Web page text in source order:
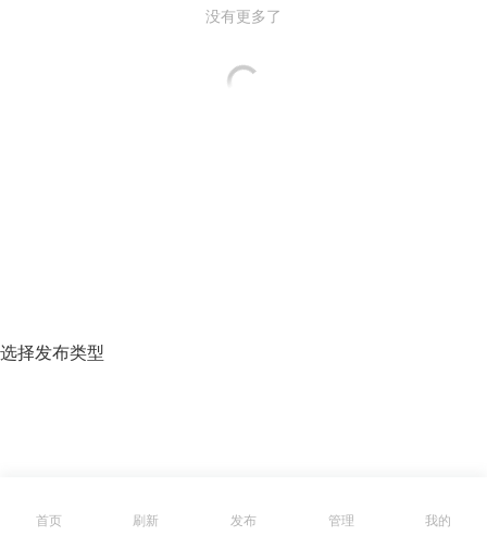
没有更多了
首页 刷新 发布 管理 我的
选择发布类型